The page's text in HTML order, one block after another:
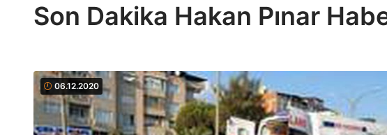
Son Dakika Hakan Pınar
06.12.2020